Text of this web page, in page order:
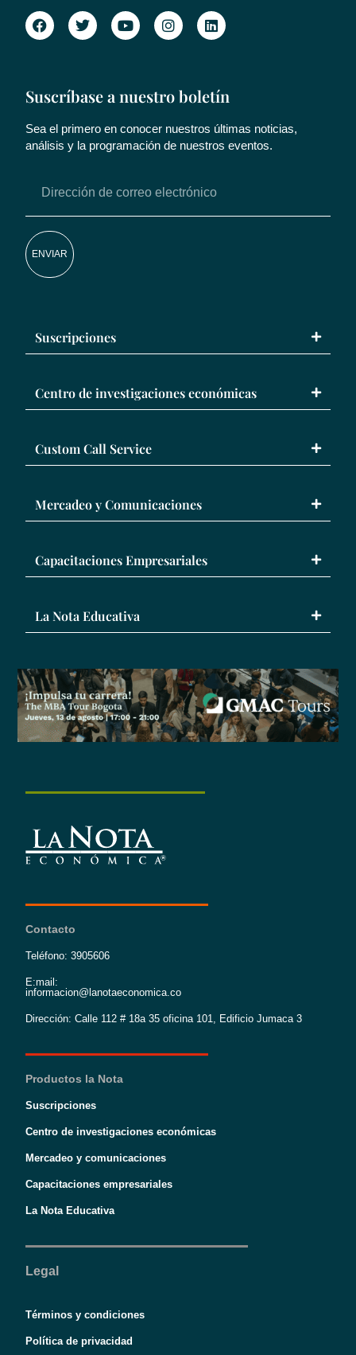
Suscríbase a nuestro boletín
Sea el primero en conocer nuestros últimas noticias,
análisis y la programación de nuestros eventos.
ENVIAR
Suscripciones
Centro de investigaciones económicas
Custom Call Service
Mercadeo y Comunicaciones
Capacitaciones Empresariales
La Nota Educativa
Contacto
Teléfono: 3905606
E:mail:
informacion@lanotaeconomica.co
Dirección: Calle 112 # 18a 35 oficina 101, Edificio Jumaca 3
Productos la Nota
Suscripciones
Centro de investigaciones económicas
Mercadeo y comunicaciones
Capacitaciones empresariales
La Nota Educativa
Legal
Términos y condiciones
Política de privacidad